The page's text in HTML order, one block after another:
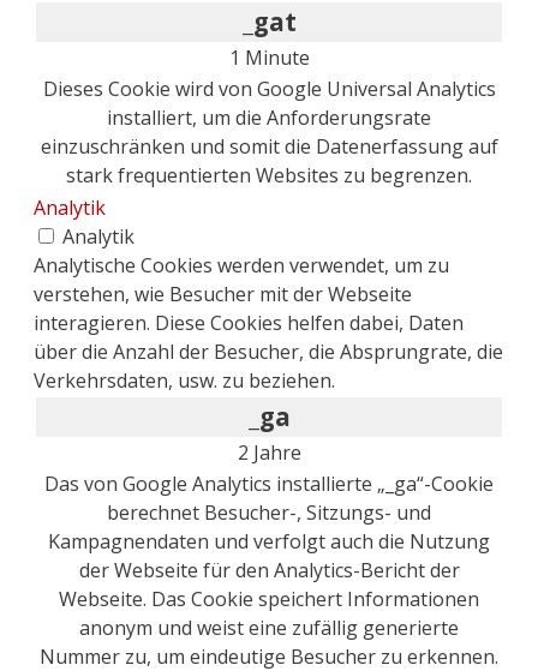
_gat
1 Minute
Dieses Cookie wird von Google Universal Analytics
installiert, um die Anforderungsrate
einzuschränken und somit die Datenerfassung auf
stark frequentierten Websites zu begrenzen.
Analytik
Analytik
Analytische Cookies werden verwendet, um zu
verstehen, wie Besucher mit der Webseite
interagieren. Diese Cookies helfen dabei, Daten
über die Anzahl der Besucher, die Absprungrate, die
Verkehrsdaten, usw. zu beziehen.
_ga
2 Jahre
Das von Google Analytics installierte „_ga“-Cookie
berechnet Besucher-, Sitzungs- und
Kampagnendaten und verfolgt auch die Nutzung
der Webseite für den Analytics-Bericht der
Webseite. Das Cookie speichert Informationen
anonym und weist eine zufällig generierte
Nummer zu, um eindeutige Besucher zu erkennen.